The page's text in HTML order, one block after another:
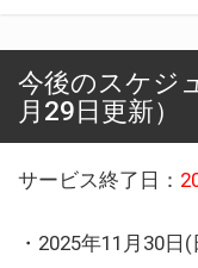
今後のスケジ
月29日更新）
サービス終了日：
・2025年11月30